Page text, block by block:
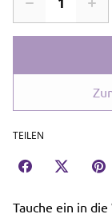
TEILEN
Tauche ein in